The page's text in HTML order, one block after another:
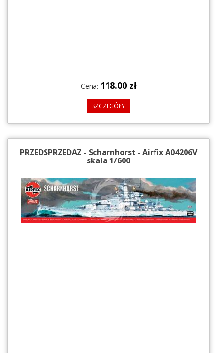
Cena: 118.00 zł
SZCZEGÓŁY
PRZEDSPRZEDAZ - Scharnhorst - Airfix A04206V
skala 1/600